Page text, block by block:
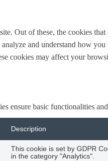
Out of these, the cookies
and understand how
cookies may affect your
ensure basic functionalities
Description
This cookie is set by GDPR
in the category "Analytics".